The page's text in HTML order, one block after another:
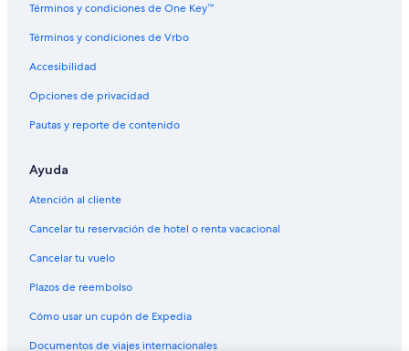
Hoteles en Intercomunalidad de Châlons-en-Champagne
Hoteles en Haussimont
Hoteles en Saint-Amand-sur-Fion
Términos y condiciones de One Key™
Términos y condiciones de Vrbo
Accesibilidad
Opciones de privacidad
Pautas y reporte de contenido
Ayuda
Atención al cliente
Cancelar tu reservación de hotel o renta vacacional
Cancelar tu vuelo
Plazos de reembolso
Cómo usar un cupón de Expedia
Documentos de viajes internacionales